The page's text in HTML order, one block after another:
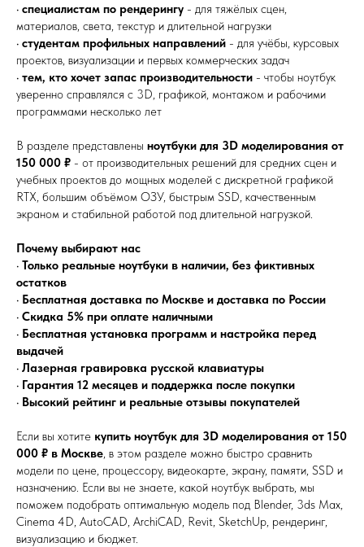
• специалистам по рендерингу - для тяжёлых сцен,
материалов, света, текстур и длительной нагрузки
• студентам профильных направлений - для учёбы, курсовых
проектов, визуализации и первых коммерческих задач
• тем, кто хочет запас производительности - чтобы ноутбук
уверенно справлялся с 3D, графикой, монтажом и рабочими
программами несколько лет
В разделе представлены ноутбуки для 3D моделирования от
150 000 ₽ - от производительных решений для средних сцен и
учебных проектов до мощных моделей с дискретной графикой
RTX, большим объёмом ОЗУ, быстрым SSD, качественным
экраном и стабильной работой под длительной нагрузкой.
Почему выбирают нас
• Только реальные ноутбуки в наличии, без фиктивных
остатков
• Бесплатная доставка по Москве и доставка по России
• Скидка 5% при оплате наличными
• Бесплатная установка программ и настройка перед
выдачей
• Лазерная гравировка русской клавиатуры
• Гарантия 12 месяцев и поддержка после покупки
• Высокий рейтинг и реальные отзывы покупателей
Если вы хотите купить ноутбук для 3D моделирования от 150
000 ₽ в Москве, в этом разделе можно быстро сравнить
модели по цене, процессору, видеокарте, экрану, памяти, SSD и
назначению. Если вы не знаете, какой ноутбук выбрать, мы
поможем подобрать оптимальную модель под Blender, 3ds Max,
Cinema 4D, AutoCAD, ArchiCAD, Revit, SketchUp, рендеринг,
визуализацию и бюджет.